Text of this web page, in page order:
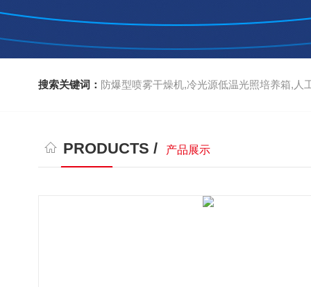
搜索关键词： 防爆型喷雾干燥机,冷光源低温光照培养箱,人
PRODUCTS / 产品展示